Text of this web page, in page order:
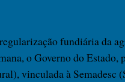
fundiária da
o Governo do
vinculada à Semadesc